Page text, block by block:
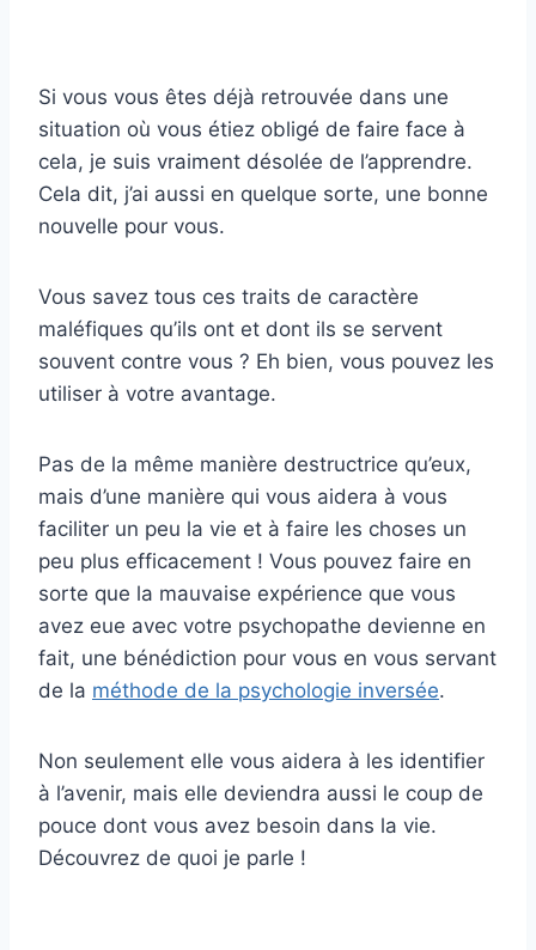
Si vous vous êtes déjà retrouvée dans une
situation où vous étiez obligé de faire face à
cela, je suis vraiment désolée de l’apprendre.
Cela dit, j’ai aussi en quelque sorte, une bonne
nouvelle pour vous.
Vous savez tous ces traits de caractère
maléfiques qu’ils ont et dont ils se servent
souvent contre vous ? Eh bien, vous pouvez les
utiliser à votre avantage.
Pas de la même manière destructrice qu’eux,
mais d’une manière qui vous aidera à vous
faciliter un peu la vie et à faire les choses un
peu plus efficacement ! Vous pouvez faire en
sorte que la mauvaise expérience que vous
avez eue avec votre psychopathe devienne en
fait, une bénédiction pour vous en vous servant
de la méthode de la psychologie inversée.
Non seulement elle vous aidera à les identifier
à l’avenir, mais elle deviendra aussi le coup de
pouce dont vous avez besoin dans la vie.
Découvrez de quoi je parle !